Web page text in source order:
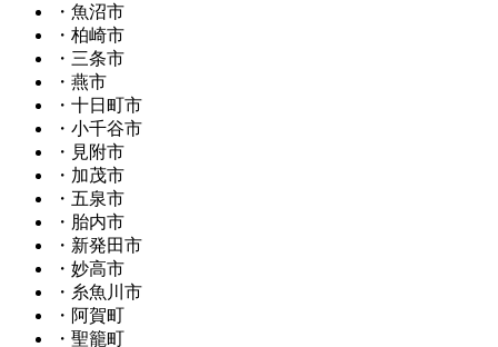
・魚沼市
・柏崎市
・三条市
・燕市
・十日町市
・小千谷市
・見附市
・加茂市
・五泉市
・胎内市
・新発田市
・妙高市
・糸魚川市
・阿賀町
・聖籠町